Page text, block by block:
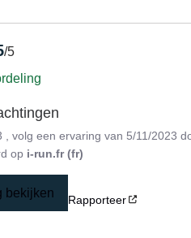
/5
, volg een ervaring van 5/11/2023
op i-run.fr (fr)
bekijken Rapporteer